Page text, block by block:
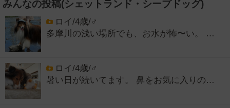
みんなの投稿(シェットランド・シープドッグ)
ロイ/4歳/♂
多摩川の浅い場所でも、お水が怖〜い。 …
ロイ/4歳/♂
暑い日が続いてます。 鼻をお気に入りの…